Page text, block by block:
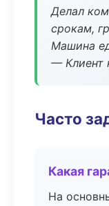
Делал
срокам,
Машина
— Клиент
Часто
Какая
На